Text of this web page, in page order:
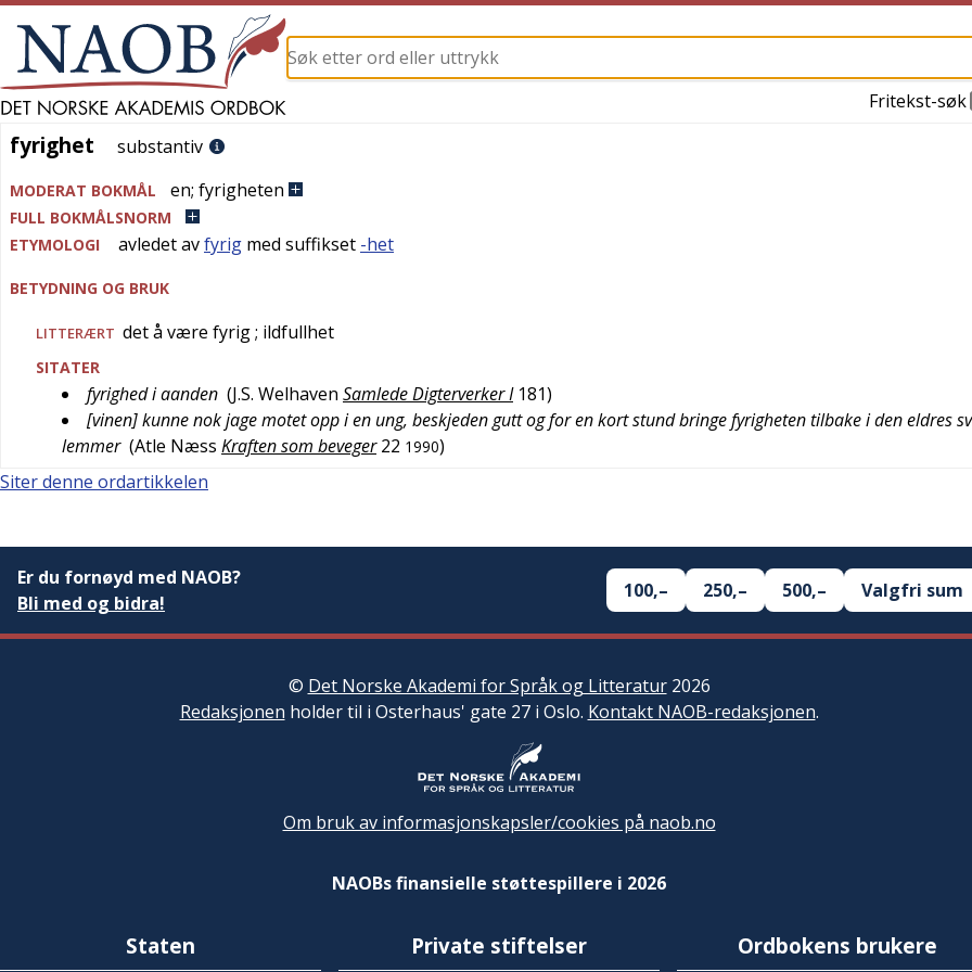
Fritekst-søk
fyrighet
fyrighet substantiv
MODERAT BOKMÅL en; fyrigheten
FULL BOKMÅLSNORM
ETYMOLOGI
avledet avfyrig med suffikset -het
BETYDNING OG BRUK
LITTERÆRT det å være fyrig; ildfullhet
SITATER
fyrighed i aanden (J.S. Welhaven Samlede Digterverker I 181)
[vinen] kunne nok jage motet opp i en ung, beskjeden gutt og for en kort stund bringe fyrigheten tilbake i den eldres
lemmer (Atle Næss Kraften som beveger 22 1990)
Siter denne ordartikkelen
Er du fornøyd med NAOB?
Bli med og bidra!
100,– 250,– 500,– Valgfri sum
© Det Norske Akademi for Språk og Litteratur2026
Redaksjonen holder til i Osterhaus' gate 27 i Oslo. Kontakt NAOB-redaksjonen.
Om bruk av informasjonskapsler/cookies på naob.no
NAOBs finansielle støttespillere i 2026
Staten Private stiftelser Ordbokens brukere